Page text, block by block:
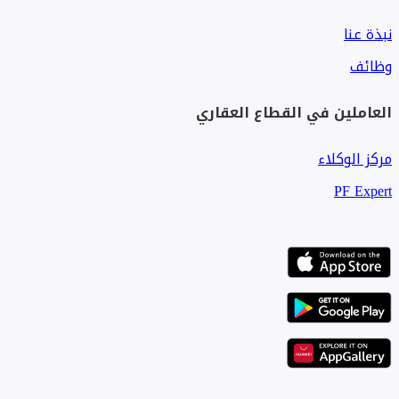
نبذة عنا
وظائف
العاملين في القطاع العقاري
مركز الوكلاء
PF Expert